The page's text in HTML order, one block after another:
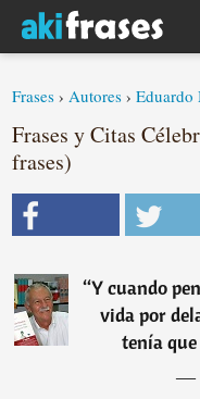
Frases ›Autores ›Eduardo
Frases y Citas
frases)
“Y cuando
vida por
tenía
―